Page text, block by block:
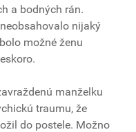
a bodných rán.
nijaký
možné ženu
manželku
traumu, že
do postele. Možno